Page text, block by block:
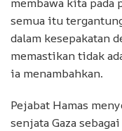
semua itu
dalam kesepakatan
memastikan tidak
ia menambahkan.
Pejabat Hamas
senjata Gaza